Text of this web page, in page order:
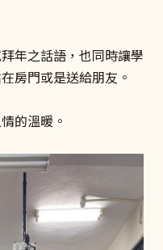
年之話語，也同時讓學
房門或是送給朋友。
的溫暖。